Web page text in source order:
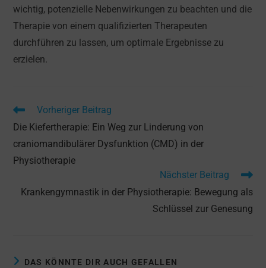
wichtig, potenzielle Nebenwirkungen zu beachten und die
Therapie von einem qualifizierten Therapeuten
durchführen zu lassen, um optimale Ergebnisse zu
erzielen.
Weitere
ansehen
Vorheriger Beitrag
Die Kiefertherapie: Ein Weg zur Linderung von
craniomandibulärer Dysfunktion (CMD) in der
Physiotherapie
Nächster Beitrag
Krankengymnastik in der Physiotherapie: Bewegung als
Schlüssel zur Genesung
DAS KÖNNTE DIR AUCH GEFALLEN